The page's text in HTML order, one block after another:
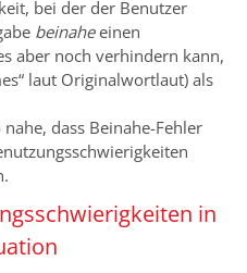
bei der der Benutzer
beinahe einen
aber noch verhindern kann,
laut Originalwortlaut) als
dass Beinahe-Fehler
in